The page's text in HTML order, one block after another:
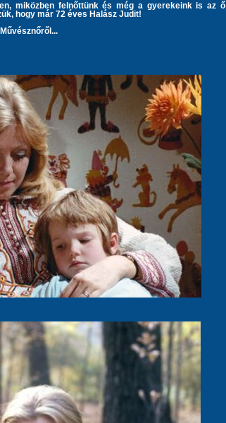
miközben felnőttünk és még a gyerekeink is az ő
hogy már 72 éves Halász Judit!